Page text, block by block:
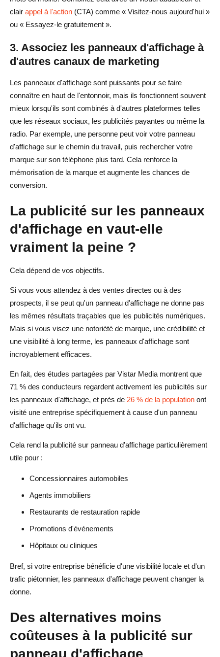
clair appel à l'action (CTA) comme « Visitez-nous aujourd'hui »
ou « Essayez-le gratuitement ».
3. Associez les panneaux d'affichage à
d'autres canaux de marketing
Les panneaux d'affichage sont puissants pour se faire
connaître en haut de l'entonnoir, mais ils fonctionnent souvent
mieux lorsqu'ils sont combinés à d'autres plateformes telles
que les réseaux sociaux, les publicités payantes ou même la
radio. Par exemple, une personne peut voir votre panneau
d'affichage sur le chemin du travail, puis rechercher votre
marque sur son téléphone plus tard. Cela renforce la
mémorisation de la marque et augmente les chances de
conversion.
La publicité sur les panneaux
d'affichage en vaut-elle
vraiment la peine ?
Cela dépend de vos objectifs.
Si vous vous attendez à des ventes directes ou à des
prospects, il se peut qu'un panneau d'affichage ne donne pas
les mêmes résultats traçables que les publicités numériques.
Mais si vous visez une notoriété de marque, une crédibilité et
une visibilité à long terme, les panneaux d'affichage sont
incroyablement efficaces.
En fait, des études partagées par Vistar Media montrent que
71 % des conducteurs regardent activement les publicités sur
les panneaux d'affichage, et près de 26 % de la population ont
visité une entreprise spécifiquement à cause d'un panneau
d'affichage qu'ils ont vu.
Cela rend la publicité sur panneau d'affichage particulièrement
utile pour :
Concessionnaires automobiles
Agents immobiliers
Restaurants de restauration rapide
Promotions d'événements
Hôpitaux ou cliniques
Bref, si votre entreprise bénéficie d'une visibilité locale et d'un
trafic piétonnier, les panneaux d'affichage peuvent changer la
donne.
Des alternatives moins
coûteuses à la publicité sur
panneau d'affichage